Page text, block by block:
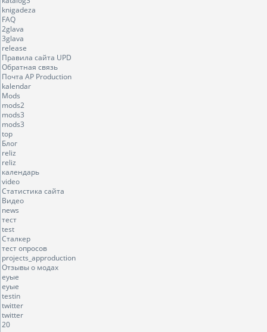
knigadeza
FAQ
2glava
3glava
release
Правила сайта UPD
Обратная связь
Почта AP Production
kalendar
Mods
mods2
mods3
mods3
top
Блог
reliz
reliz
календарь
video
Статистика сайта
Видео
news
тест
test
Сталкер
тест опросов
projects_approduction
Отзывы о модах
еуые
еуые
testin
twitter
twitter
20